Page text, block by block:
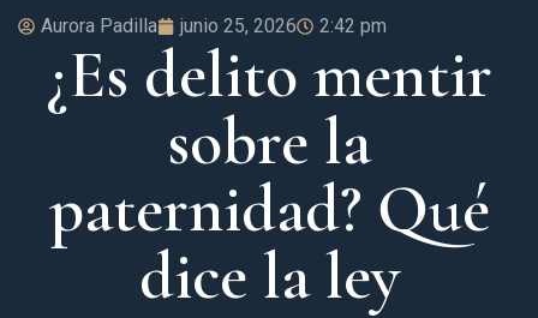
Aurora Padilla junio 25, 2026 2:42 pm
¿Es delito mentir
sobre la
paternidad? Qué
dice la ley